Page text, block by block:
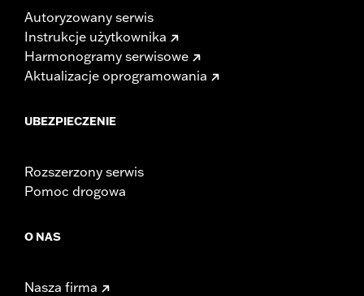
Autoryzowany serwis
Instrukcje użytkownika
Harmonogramy serwisowe
Aktualizacje oprogramowania
UBEZPIECZENIE
Rozszerzony serwis
Pomoc drogowa
O NAS
Nasza firma